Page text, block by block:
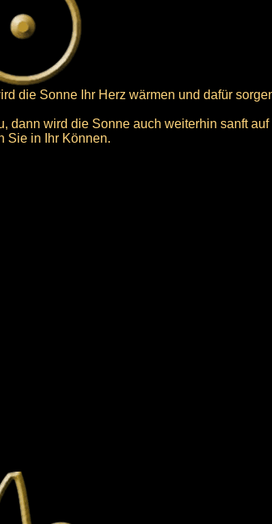
die Sonne Ihr Herz wärmen und dafür
dann wird die Sonne auch weiterhin sanft auf
Sie in Ihr Können.